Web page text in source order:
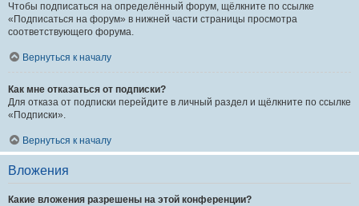
Чтобы подписаться на определённый форум, щёлкните по ссылке
«Подписаться на форум» в нижней части страницы просмотра
соответствующего форума.
Вернуться к началу
Как мне отказаться от подписки?
Для отказа от подписки перейдите в личный раздел и щёлкните по ссылке
«Подписки».
Вернуться к началу
Вложения
Какие вложения разрешены на этой конференции?